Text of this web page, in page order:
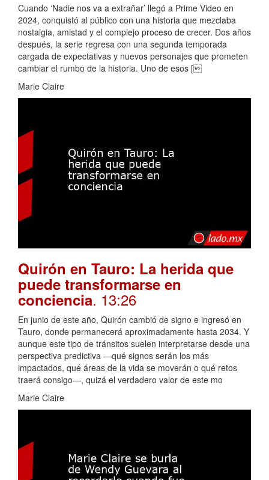
Cuando ‘Nadie nos va a extrañar’ llegó a Prime Video en
2024, conquistó al público con una historia que mezclaba
nostalgia, amistad y el complejo proceso de crecer. Dos años
después, la serie regresa con una segunda temporada
cargada de expectativas y nuevos personajes que prometen
cambiar el rumbo de la historia. Uno de esos [
Marie Claire
Quirón en Tauro: La herida que
puede transformarse en
conciencia. 13:26
En junio de este año, Quirón cambió de signo e ingresó en
Tauro, donde permanecerá aproximadamente hasta 2034. Y
aunque este tipo de tránsitos suelen interpretarse desde una
perspectiva predictiva —qué signos serán los más
impactados, qué áreas de la vida se moverán o qué retos
traerá consigo—, quizá el verdadero valor de este mo
Marie Claire